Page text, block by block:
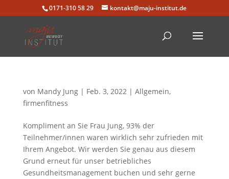
0171-310 58 29 kontakt@maju-institut.de
von Mandy Jung| Feb. 3, 2022| Allgemein,
firmenfitness
Kompliment an Sie Frau Jung, 93% der
Teilnehmer/innen waren wirklich sehr zufrieden mit
Ihrem Angebot. Wir werden Sie genau aus diesem
Grund erneut für unser betriebliches
Gesundheitsmanagement buchen und sehr gerne